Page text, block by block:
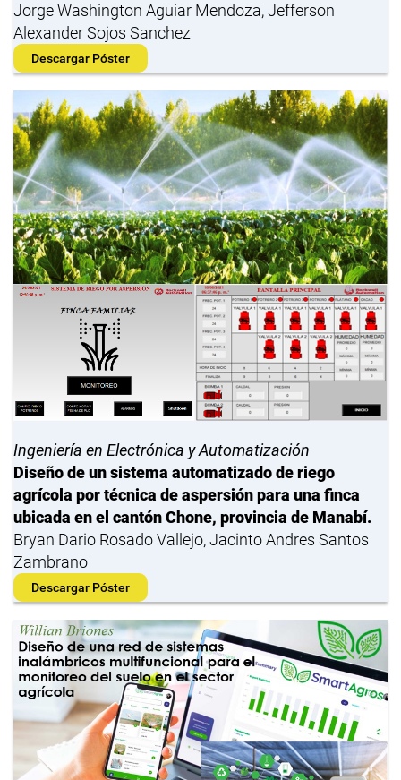
Jorge Washington Aguiar Mendoza, Jefferson
Alexander Sojos Sanchez
Descargar Póster
Ingeniería en Electrónica y Automatización
Diseño de un sistema automatizado de riego
agrícola por técnica de aspersión para una finca
ubicada en el cantón Chone, provincia de Manabí.
Bryan Dario Rosado Vallejo, Jacinto Andres Santos
Zambrano
Descargar Póster